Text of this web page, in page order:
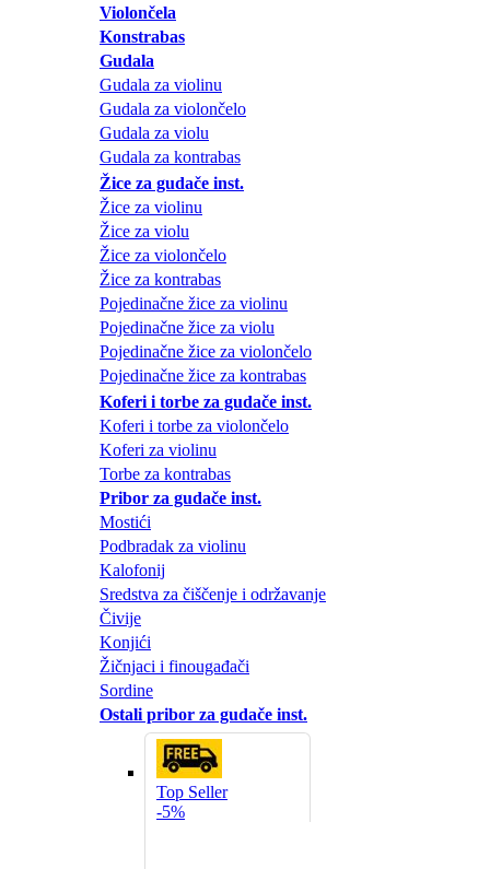
Violončela
Konstrabas
Gudala
Gudala za violinu
Gudala za violončelo
Gudala za violu
Gudala za kontrabas
Žice za gudače inst.
Žice za violinu
Žice za violu
Žice za violončelo
Žice za kontrabas
Pojedinačne žice za violinu
Pojedinačne žice za violu
Pojedinačne žice za violončelo
Pojedinačne žice za kontrabas
Koferi i torbe za gudače inst.
Koferi i torbe za violončelo
Koferi za violinu
Torbe za kontrabas
Pribor za gudače inst.
Mostići
Podbradak za violinu
Kalofonij
Sredstva za čiščenje i održavanje
Čivije
Konjići
Žičnjaci i finougađači
Sordine
Ostali pribor za gudače inst.
Top Seller
-5%